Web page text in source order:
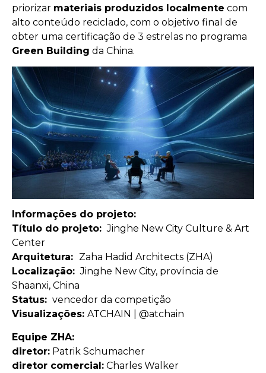
priorizar materiais produzidos localmente com
alto conteúdo reciclado, com o objetivo final de
obter uma certificação de 3 estrelas no programa
Green Building da China.
Informações do projeto:
Título do projeto: Jinghe New City Culture & Art
Center
Arquitetura: Zaha Hadid Architects (ZHA)
Localização: Jinghe New City, província de
Shaanxi, China
Status: vencedor da competição
Visualizações: ATCHAIN ​​| @atchain
Equipe ZHA:
diretor: Patrik Schumacher
diretor comercial: Charles Walker